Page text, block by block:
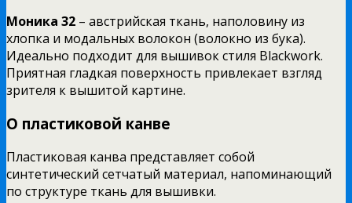
Моника 32 – австрийская ткань, наполовину из
хлопка и модальных волокон (волокно из бука).
Идеально подходит для вышивок стиля Blackwork.
Приятная гладкая поверхность привлекает взгляд
зрителя к вышитой картине.
О пластиковой канве
Пластиковая канва представляет собой
синтетический сетчатый материал, напоминающий
по структуре ткань для вышивки.